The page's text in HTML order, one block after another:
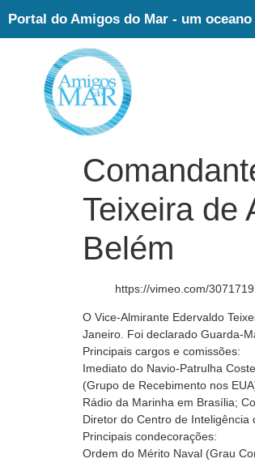
Portal do Amigos do Mar - um
Teixeira de
Belém
https://vimeo.com/
O Vice-Almirante Edervaldo
Janeiro. Foi declarado Guarda-
Principais cargos e comissões:
Imediato do Navio-Patrulha
(Grupo de Recebimento nos
Rádio da Marinha em Brasília;
Diretor do Centro de Inteligência
Principais condecorações:
Ordem do Mérito Naval (Grau